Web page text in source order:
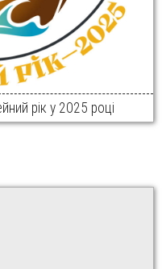
рік у 2025 році